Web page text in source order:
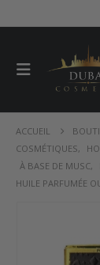
ACCUEIL
COSMÉTIQUES,
À BASE DE MUSC,
HUILE PARFUMÉE